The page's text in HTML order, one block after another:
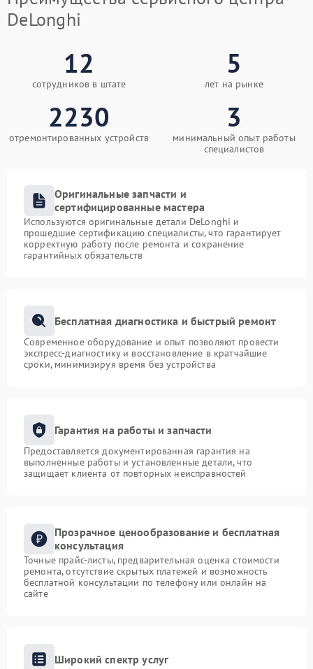
DeLonghi
12
сотрудников в штате
5
лет на рынке
2230
отремонтированных устройств
3
минимальный опыт работы
специалистов
Оригинальные запчасти и
сертифицированные мастера
Используются оригинальные детали DeLonghi и
прошедшие сертификацию специалисты, что гарантирует
корректную работу после ремонта и сохранение
гарантийных обязательств
Бесплатная диагностика и быстрый ремонт
Современное оборудование и опыт позволяют провести
экспресс-диагностику и восстановление в кратчайшие
сроки, минимизируя время без устройства
Гарантия на работы и запчасти
Предоставляется документированная гарантия на
выполненные работы и установленные детали, что
защищает клиента от повторных неисправностей
Прозрачное ценообразование и бесплатная
консультация
Точные прайс-листы, предварительная оценка стоимости
ремонта, отсутствие скрытых платежей и возможность
бесплатной консультации по телефону или онлайн на
сайте
Широкий спектр услуг